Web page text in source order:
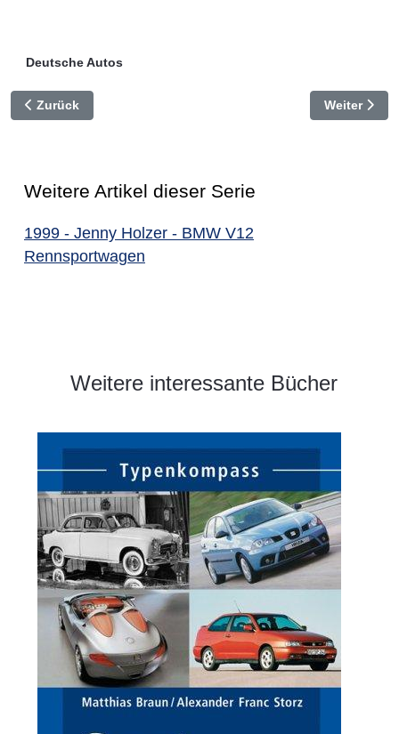
Deutsche Autos
Vorheriger Beitrag: Borgward Personenwagen 1949-1961
Zurück Nächster
Weiter
Weitere Artikel dieser Serie
1999 - Jenny Holzer - BMW V12
Rennsportwagen
Weitere interessante Bücher